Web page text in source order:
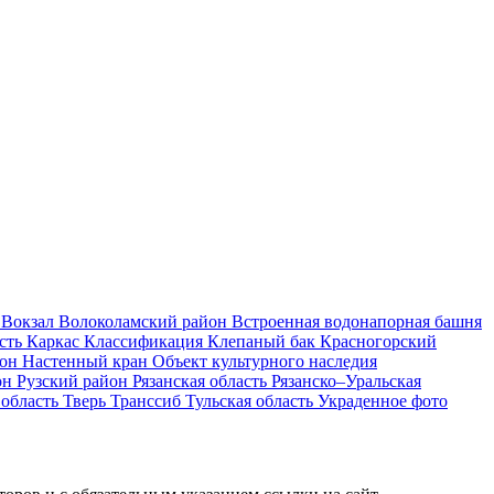
Вокзал Волоколамский район Встроенная водонапорная башня
Каркас Классификация Клепаный бак Красногорский
Настенный кран Объект культурного наследия
Рузский район Рязанская область Рязанско–Уральская
Тверь Транссиб Тульская область Украденное фото